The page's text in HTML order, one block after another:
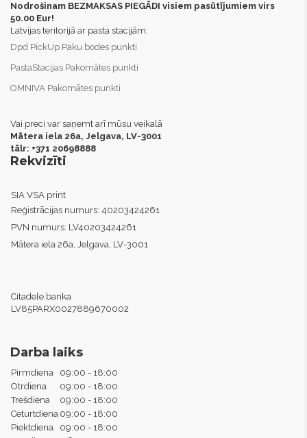
Nodrošinam BEZMAKSAS PIEGĀDI visiem pasūtījumiem virs
50.00 Eur!
Latvijas teritorijā ar pasta stacijām:
Dpd PickUp Paku bodes punkti
PastaStacijas Pakomātes punkti
OMNIVA Pakomātes punkti
Vai preci var saņemt arī mūsu veikalā
Mātera iela 26a, Jelgava, LV-3001
tālr: +371 20698888
Rekvizīti
SIA VSA print
Reģistrācijas numurs: 40203424261
PVN numurs: LV40203424261
Mātera iela 26a, Jelgava, LV-3001
Citadele banka
LV85PARX0027889670002
Darba laiks
Pirmdiena
09:00 - 18:00
Otrdiena
09:00 - 18:00
Trešdiena
09:00 - 18:00
Ceturtdiena 09:00 - 18:00
Piektdiena
09:00 - 18:00